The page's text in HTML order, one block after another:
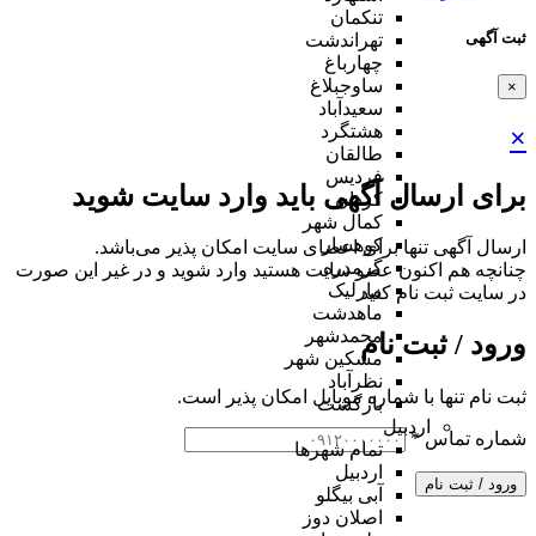
ثبت آگهی
×
×
برای ارسال آگهی باید وارد سایت شوید
ارسال آگهی تنها برای اعضای سایت امکان پذیر می‌باشد.
چنانچه هم‌ اکنون عضو سایت هستید وارد شوید و در غیر این صورت
در سایت ثبت نام کنید
ورود / ثبت نام
ثبت نام تنها با شماره موبایل امکان پذیر است.
شماره تماس*
ورود / ثبت نام
تنکمان
تهراندشت
چهارباغ
ساوجبلاغ
سعیدآباد
هشتگرد
طالقان
فردیس
کردان
کمال شهر
کوهسار
گرمدره
مارلیک
ماهدشت
محمدشهر
مشکین شهر
نظرآباد
بازگشت
اردبیل
تمام شهر‌ها
اردبیل
آبی بیگلو
اصلان دوز